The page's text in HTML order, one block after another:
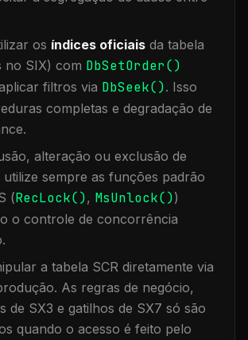
os índices oficiais da tabela
no SIX) com DbSetOrder()
filtros via DbSeek(). Isso
completas e degradação de
alteração ou exclusão de
utilize sempre as funções padrão
(RecLock(), MsUnlock())
o controle de concorrência
a tabela SCR diretamente via
As regras de negócio,
de SX3 e gatilhos de SX7 só são
quando o acesso é feito pelo